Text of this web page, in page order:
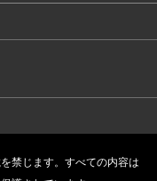
禁じます。すべての内容は